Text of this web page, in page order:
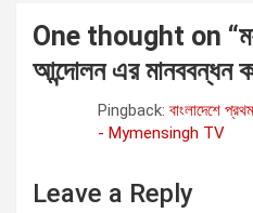
One thought on “
আন্দোলন এর মানববন্ধন
Pingback: বাংলাদেশে
- Mymensingh TV
Leave a Reply